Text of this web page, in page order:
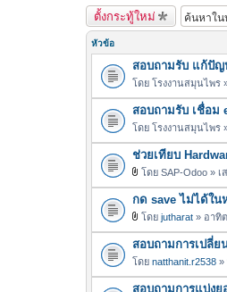
)
ตั้งกระทู้ใหม่
หัวข้อ
สอบถามรับ แก้ปัญ
โดย โรงงานสมุนไพร
สอบถามรับ เชื่อม
โดย โรงงานสมุนไพร
ช่วยเทียบ
ฟ
ล์
แ
น
บ
โดย SAP-Odoo » เ
กด save ไม่ได้ใ
ฟ
ล์
แ
โดย jutharat » อาทิ
สอบถามการเปลี่
โดย natthanit.r2538 »
สอบถามการแบ่ง